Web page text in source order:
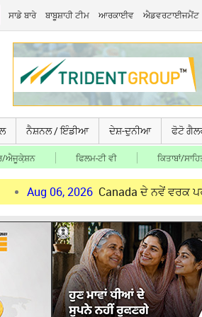
ਸਾਡੇ ਬਾਰੇ ਬਾਬੂਸ਼ਾਹੀ ਟੀਮ ਆਰਕਾਈਵ ਐਡਵਰਟਾਈਜਮੈਂਟ
ਨੈਸ਼ਨਲ / ਇੰਡੀਆ ਦੇਸ਼-ਦੁਨੀਆ ਫੋਟੋ
ਐਜੂਕੇ਼ਸ਼ਨ ਫਿਲਮ-ਟੀ ਵੀ ਕਿਤਾਬਾਂ/
2026 Canada ਦੇ ਨਵੇਂ ਵਰਕ ਪਰਮਿਟ